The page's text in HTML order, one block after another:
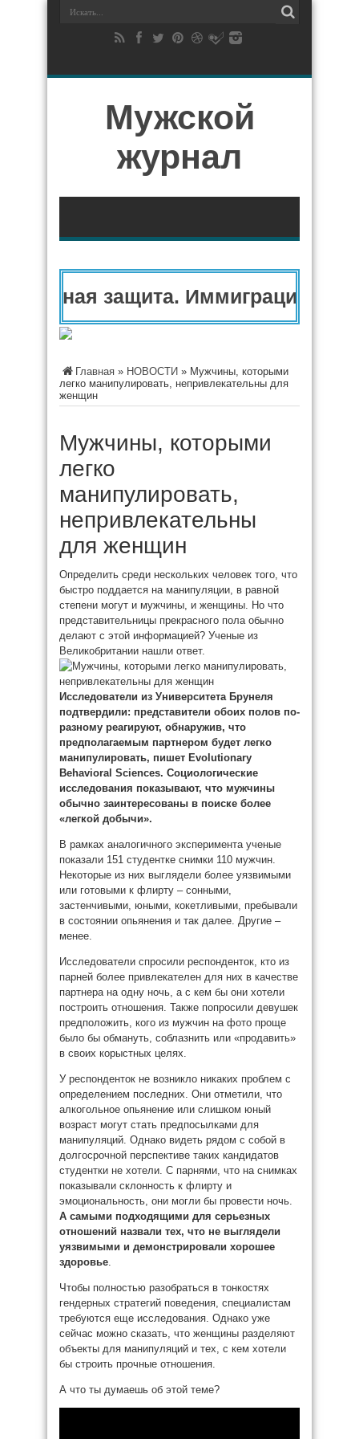
Мужской
журнал
защита. Иммиграционный
Главная » НОВОСТИ » Мужчины, которыми
легко манипулировать, непривлекательны для
женщин
Мужчины, которыми
легко
манипулировать,
непривлекательны
для женщин
Определить среди нескольких человек того, что
быстро поддается на манипуляции, в равной
степени могут и мужчины, и женщины. Но что
представительницы прекрасного пола обычно
делают с этой информацией? Ученые из
Великобритании нашли ответ.
Исследователи из Университета Брунеля
подтвердили: представители обоих полов по-
разному реагируют, обнаружив, что
предполагаемым партнером будет легко
манипулировать, пишет Evolutionary
Behavioral Sciences. Социологические
исследования показывают, что мужчины
обычно заинтересованы в поиске более
«легкой добычи».
В рамках аналогичного эксперимента ученые
показали 151 студентке снимки 110 мужчин.
Некоторые из них выглядели более уязвимыми
или готовыми к флирту – сонными,
застенчивыми, юными, кокетливыми, пребывали
в состоянии опьянения и так далее. Другие –
менее.
Исследователи спросили респонденток, кто из
парней более привлекателен для них в качестве
партнера на одну ночь, а с кем бы они хотели
построить отношения. Также попросили девушек
предположить, кого из мужчин на фото проще
было бы обмануть, соблазнить или «продавить»
в своих корыстных целях.
У респонденток не возникло никаких проблем с
определением последних. Они отметили, что
алкогольное опьянение или слишком юный
возраст могут стать предпосылками для
манипуляций. Однако видеть рядом с собой в
долгосрочной перспективе таких кандидатов
студентки не хотели. С парнями, что на снимках
показывали склонность к флирту и
эмоциональность, они могли бы провести ночь.
А самыми подходящими для серьезных
отношений назвали тех, что не выглядели
уязвимыми и демонстрировали хорошее
здоровье.
Чтобы полностью разобраться в тонкостях
гендерных стратегий поведения, специалистам
требуются еще исследования. Однако уже
сейчас можно сказать, что женщины разделяют
объекты для манипуляций и тех, с кем хотели
бы строить прочные отношения.
А что ты думаешь об этой теме?